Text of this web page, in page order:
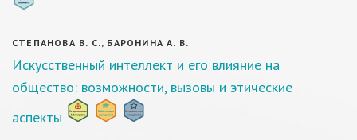
СТЕПАНОВА В. С., БАРОНИНА А. В.
Искусственный интеллект и его влияние на
общество: возможности, вызовы и этические
аспекты